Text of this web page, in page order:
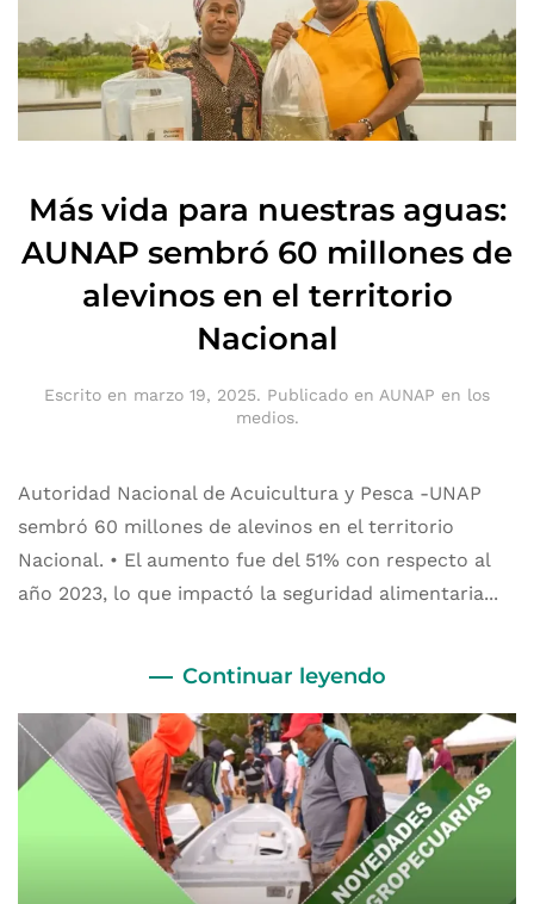
Más vida para nuestras aguas:
AUNAP sembró 60 millones de
alevinos en el territorio
Nacional
Escrito en marzo 19, 2025. Publicado en AUNAP en los
medios.
Autoridad Nacional de Acuicultura y Pesca -UNAP
sembró 60 millones de alevinos en el territorio
Nacional. • El aumento fue del 51% con respecto al
año 2023, lo que impactó la seguridad alimentaria...
Continuar leyendo